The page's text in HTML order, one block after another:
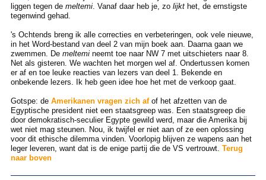
liggen tegen de meltemi. Vanaf daar heb je, zo lijkthet, de ernstigste
tegenwind gehad.
's Ochtends breng ik alle correcties en verbeteringen, ook vele nieuwe,
in het Word-bestand van deel 2 van mijn boek aan. Daarna gaan we
zwemmen. De meltemineemt toe naar NW 7 met uitschieters naar 8.
Net als gisteren. We wachten het morgen wel af. Ondertussen komen
er af en toe leuke reacties van lezers van deel 1. Bekende en
onbekende lezers. Ik heb geen idee hoe het met de verkoop gaat.
Gotspe: de Amerikanen vragen zich afof het afzetten van de
Egyptische president niet een staatsgreep was. Een staatsgreep die
door demokratisch-seculier Egypte gewild werd, maar die Amerika bij
wet niet mag steunen. Nou, ik twijfel er niet aan of ze een oplossing
voor dit ethische dilemma vinden. Voorlopig blijven ze wapens aan het
leger leveren, want dat is de enige partij die de VS vertrouwt. Terug
naar boven